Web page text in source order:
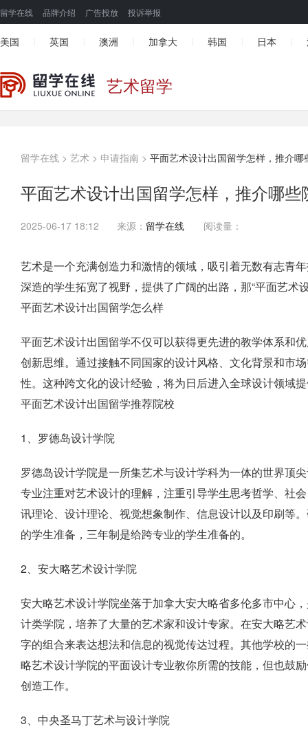
留学在线 品牌介绍 广告投放 投诉举报
美国 英国 澳洲 加拿大 韩国 日本
艺术留学
留学在线 > 艺术 > 申请指南 > 平面艺术设计出国留学怎样，推介哪
平面艺术设计出国留学怎样，推介哪些
2025-06-17 18:12 来源： 留学在线 阅读量：
艺术是一个充满创造力和激情的领域，吸引着无数有志青
深造的学生拓宽了视野，提供了广阔的出路，那“平面艺
平面艺术设计出国留学怎么样
平面艺术设计出国留学不仅可以获得更先进的教学体系和
创新思维。通过接触不同国家的设计风格、文化背景和市
性。这种跨文化的设计经验，将为日后进入全球设计领域
平面艺术设计出国留学推荐院校
1、罗德岛设计学院
罗德岛设计学院是一所集艺术与设计学科为一体的世界顶
专业注重对艺术设计的理解，注重引导学生思考哲学、社
讯理论、设计理论、视觉想象制作、信息设计以及印刷等
的学生准备，三年制是给跨专业的学生准备的。
2、安大略艺术设计学院
安大略艺术设计学院坐落于加拿大安大略省多伦多市中心
计类学院，培养了大量的艺术家和设计专家。在安大略艺
字的组合来表达想法和信息的视觉传达过程。其他学校的
略艺术设计学院的平面设计专业教你所需的技能，但也鼓
创造工作。
3、中央圣马丁艺术与设计学院